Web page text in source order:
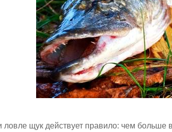
ловле щук действует правило: чем больше